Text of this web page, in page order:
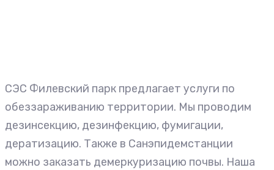
СЭС Филевский парк предлагает услуги по
обеззараживанию территории. Мы проводим
дезинсекцию, дезинфекцию, фумигации,
дератизацию. Также в Санэпидемстанции
можно заказать демеркуризацию почвы. Наша